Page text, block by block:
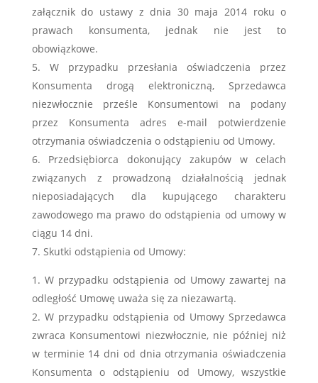
załącznik do ustawy z dnia 30 maja 2014 roku o
prawach konsumenta, jednak nie jest to
obowiązkowe.
W przypadku przesłania oświadczenia przez
Konsumenta drogą elektroniczną, Sprzedawca
niezwłocznie prześle Konsumentowi na podany
przez Konsumenta adres e-mail potwierdzenie
otrzymania oświadczenia o odstąpieniu od Umowy.
Przedsiębiorca dokonujący zakupów w celach
związanych z prowadzoną działalnością jednak
nieposiadających dla kupującego charakteru
zawodowego ma prawo do odstąpienia od umowy w
ciągu 14 dni.
Skutki odstąpienia od Umowy:
W przypadku odstąpienia od Umowy zawartej na
odległość Umowę uważa się za niezawartą.
W przypadku odstąpienia od Umowy Sprzedawca
zwraca Konsumentowi niezwłocznie, nie później niż
w terminie 14 dni od dnia otrzymania oświadczenia
Konsumenta o odstąpieniu od Umowy, wszystkie